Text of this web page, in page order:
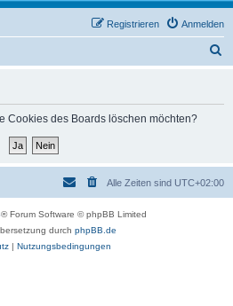
Anmelden
Registrieren
Cookies des Boards löschen möchten?
Alle Zeiten sind UTC+02:00
® Forum Software © phpBB Limited
durch phpBB.de
| Nutzungsbedingungen